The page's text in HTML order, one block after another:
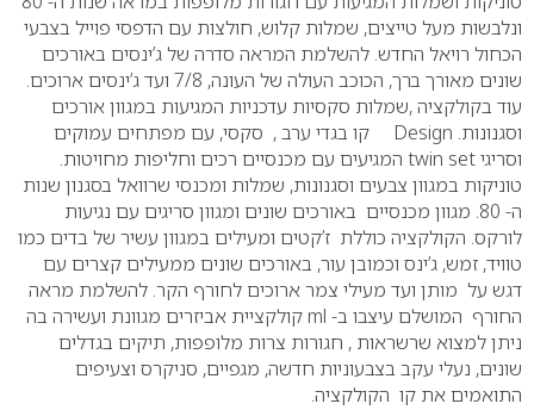
ונלבשות מעל טייצים, שמלות קלוש, חולצות עם הדפסי פוייל בצבעי
הכחול רויאל החדש. להשלמת המראה סדרה של ג’ינסים באורכים
שונים מאורך ברך,
הכוכב העולה של העונה, 7/8 ועד ג’ינסים ארוכים.
עוד בקולקציה ,שמלות סקסיות עדכניות המגיעות במגוון אורכים
וסגנונות.
Design קו בגדי ערב , סקסי, עם מפתחים עמוקים
וסריגי twin set המגיעים
עם מכנסיים רכים וחליפות מחויטות.
טוניקות במגוון צבעים וסגנונות, שמלות ומכנסי שרוואל בסגנון שנות
ה- 80. מגוון מכנסיים באורכים שונים ומגוון סריגים עם נגיעות
לורקס. הקולקציה כוללת ז’קטים ומעילים במגוון עשיר של בדים כמו
טוויד, זמש, ג’ינס וכמובן עור, באורכים שונים ממעילים קצרים עם
דגש על מותן ועד מעילי צמר ארוכים לחורף הקר. להשלמת מראה
החורף המושלם עיצבו ב- ml קולקציית אביזרים מגוונת ועשירה בה
ניתןלמצוא שרשראות , חגורות צרות מלופפות, תיקים בגדלים
שונים, נעלי עקב בצבעוניות חדשה, מגפיים, סניקרס וצעיפים
התואמים את קו הקולקציה.